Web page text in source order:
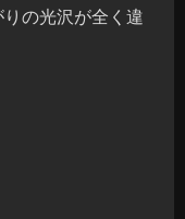
の光沢が全く違